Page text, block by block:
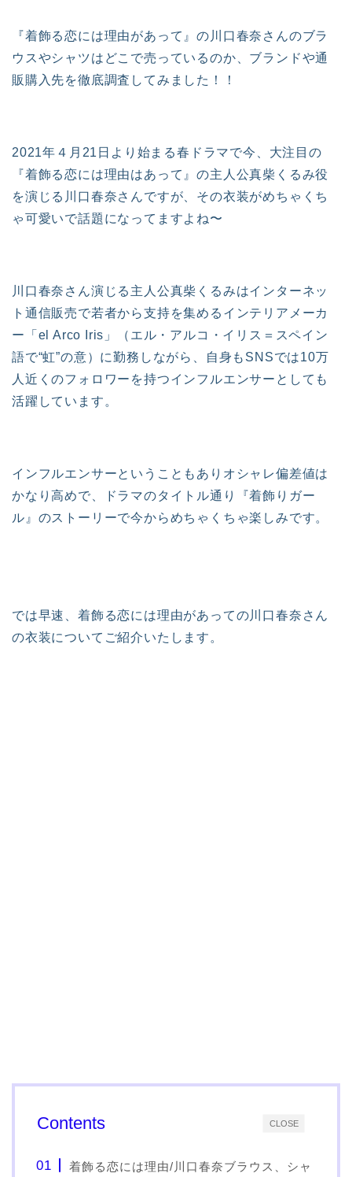
『着飾る恋には理由があって』の川口春奈さんのブラ
ウスやシャツはどこで売っているのか、ブランドや通
販購入先を徹底調査してみました！！
2021年４月21日より始まる春ドラマで今、大注目の
『着飾る恋には理由はあって』の主人公真柴くるみ役
を演じる川口春奈さんですが、その衣装がめちゃくち
ゃ可愛いで話題になってますよね〜
川口春奈さん演じる主人公真柴くるみはインターネッ
ト通信販売で若者から支持を集めるインテリアメーカ
ー「el Arco Iris」（エル・アルコ・イリス＝スペイン
語で“虹”の意）に勤務しながら、自身もSNSでは10万
人近くのフォロワーを持つインフルエンサーとしても
活躍しています。
インフルエンサーということもありオシャレ偏差値は
かなり高めで、ドラマのタイトル通り『着飾りガー
ル』のストーリーで今からめちゃくちゃ楽しみです。
では早速、着飾る恋には理由があっての川口春奈さん
の衣装についてご紹介いたします。
CLOSE
Contents
着飾る恋には理由/川口春奈ブラウス、シャ